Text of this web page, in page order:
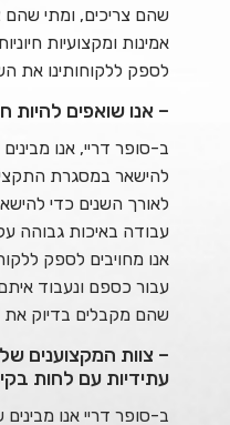
שהם צריכים, ומתי שהם
אמינות ומקצועיות
לספק ללקוחותינו את
– אנו שואפים להיות
ב-סופר דריי, אנו
להישאר במסגרת
לאורך השנים כדי
עבודה באיכות גבוהה
אנו מחויבים לספק
עבור כספם ונעבוד
שהם מקבלים בדיוק את
– צוות המקצוענים
עתידיות עם לחות
ב-סופר דריי אנו